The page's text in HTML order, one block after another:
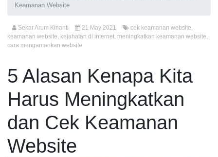
Keamanan Website
Sekar Arum Kinanti 21 May 2021 cek keamanan website,
keamanan website, kejahatan di internet, meningkatkan keamanan website,
cara mengamankan website
5 Alasan Kenapa Kita
Harus Meningkatkan
dan Cek Keamanan
Website